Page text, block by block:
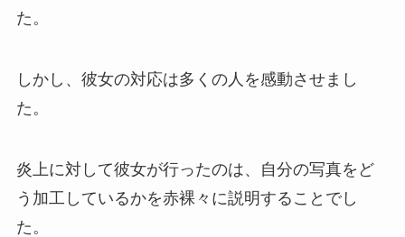
た。
しかし、彼女の対応は多くの人を感動させまし
た。
炎上に対して彼女が行ったのは、自分の写真をど
う加工しているかを赤裸々に説明することでし
た。